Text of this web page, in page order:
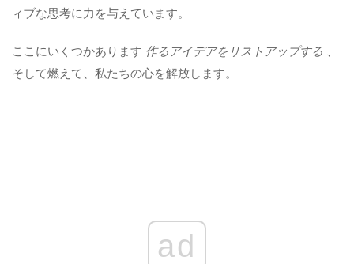
ィブな思考に力を与えています。
ここにいくつかあります 作るアイデアをリストアップする 、
そして燃えて、私たちの心を解放します。
ad